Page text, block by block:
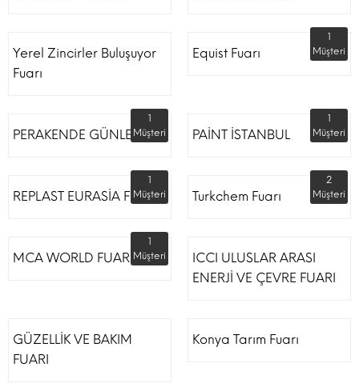
Yerel Zincirler Buluşuyor
Fuarı
Equist Fuarı
1
Müşteri
PERAKENDE GÜNLERİ
1
Müşteri
PAİNT İSTANBUL
1
Müşteri
REPLAST EURASİA FUARI
1
Müşteri
Turkchem Fuarı
2
Müşteri
MCA WORLD FUARI
1
Müşteri
ICCI ULUSLAR ARASI
ENERJİ VE ÇEVRE FUARI
GÜZELLİK VE BAKIM
FUARI
Konya Tarım Fuarı